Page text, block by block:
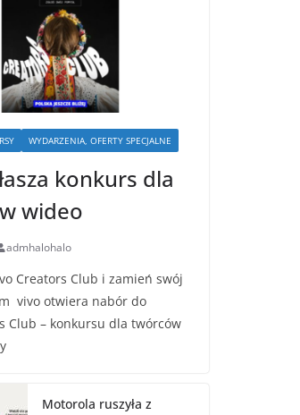
WYDARZENIA, OFERTY SPECJALNE
konkurs dla
wideo
admhalohalo
Creators Club i zamień swój
vivo otwiera nabór do
Club – konkursu dla twórców
Motorola ruszyła z